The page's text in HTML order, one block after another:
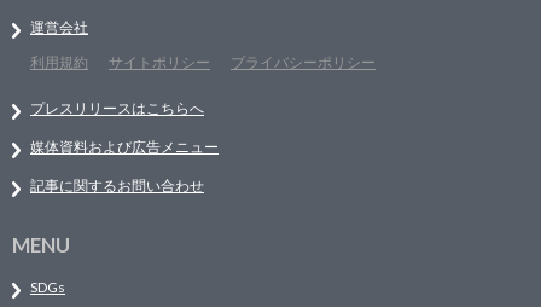
運営会社
利用規約
サイトポリシー プライバシーポリシー
プレスリリースはこちらへ
媒体資料および広告メニュー
記事に関するお問い合わせ
MENU
SDGs